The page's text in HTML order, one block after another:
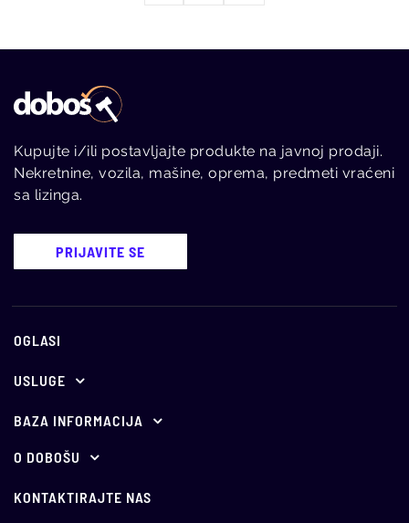
Kupujte i/ili postavljajte produkte na javnoj prodaji.
Nekretnine, vozila, mašine, oprema, predmeti vraćeni
sa lizinga.
PRIJAVITE SE
OGLASI
USLUGE
Ponuda za oglašavanje
E-aukcije
Holandske aukcije
BAZA INFORMACIJA
Propisi
Vesti
O DOBOŠU
O nama
KONTAKTIRAJTE NAS